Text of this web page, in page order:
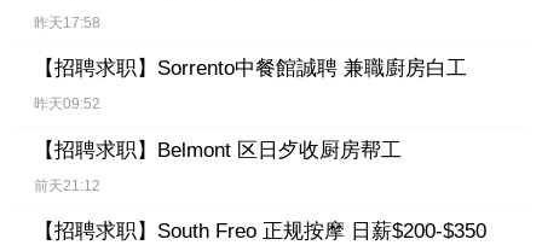
昨天17:58
【招聘求职】 Sorrento中餐館誠聘 兼職廚房白工
昨天09:52
【招聘求职】 Belmont 区日歺收厨房帮工
前天21:12
【招聘求职】 South Freo 正规按摩 日薪$200-$350